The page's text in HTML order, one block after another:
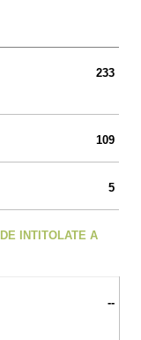
233
109
5
INTITOLATE A
--